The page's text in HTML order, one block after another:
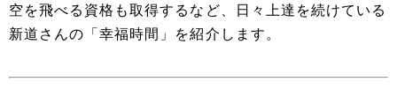
空を飛べる資格も取得するなど、日々上達を続けている
新道さんの「幸福時間」を紹介します。